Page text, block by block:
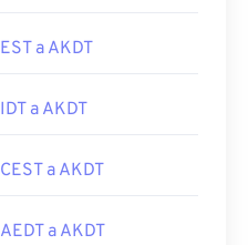
EST a AKDT
IDT a AKDT
CEST a AKDT
AEDT a AKDT